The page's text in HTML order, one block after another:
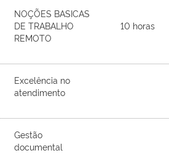
NOÇÕES BASICAS
DE TRABALHO
REMOTO
10 horas
Excelência no
atendimento
Gestão
documental